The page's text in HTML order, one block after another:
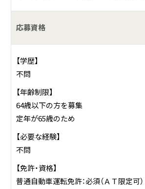
応募資格
【学歴】
不問
【年齢制限】
64歳以下の方を募集
定年が65歳のため
【必要な経験】
不問
【免許・資格】
普通自動車運転免許：必須（ＡＴ限定可）